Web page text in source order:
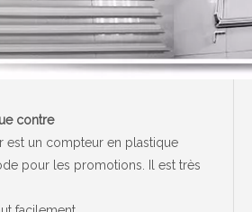
contre
est un compteur en plastique
pour les promotions. Il est très